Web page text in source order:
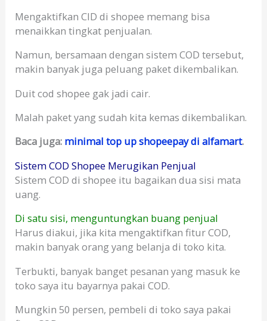
Mengaktifkan CID di shopee memang bisa
menaikkan tingkat penjualan.
Namun, bersamaan dengan sistem COD tersebut,
makin banyak juga peluang paket dikembalikan.
Duit cod shopee gak jadi cair.
Malah paket yang sudah kita kemas dikembalikan.
Baca juga: minimal top up shopeepay di alfamart.
Sistem COD Shopee Merugikan Penjual
Sistem COD di shopee itu bagaikan dua sisi mata
uang.
Di satu sisi, menguntungkan buang penjual
Harus diakui, jika kita mengaktifkan fitur COD,
makin banyak orang yang belanja di toko kita.
Terbukti, banyak banget pesanan yang masuk ke
toko saya itu bayarnya pakai COD.
Mungkin 50 persen, pembeli di toko saya pakai